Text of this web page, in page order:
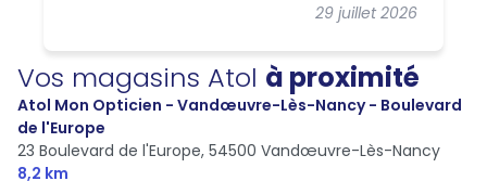
29 juillet 2026
Vos magasins Atol à proximité
Atol Mon Opticien - Vandœuvre-Lès-Nancy - Boulevard
de l'Europe
23 Boulevard de l'Europe, 54500 Vandœuvre-Lès-Nancy
8,2 km